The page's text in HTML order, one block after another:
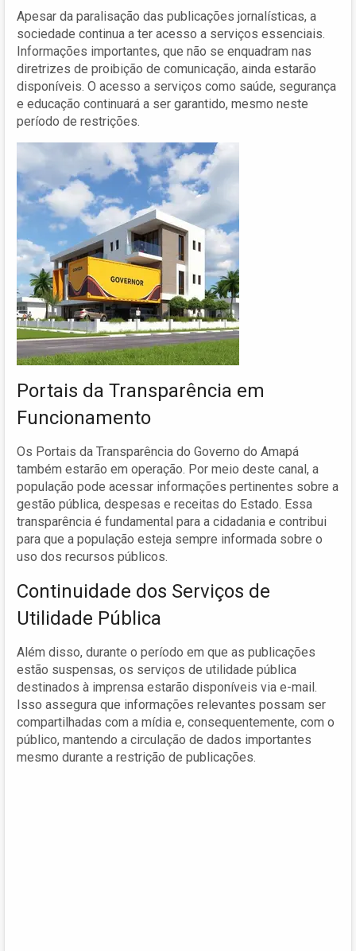
Apesar da paralisação das publicações jornalísticas, a
sociedade continua a ter acesso a serviços essenciais.
Informações importantes, que não se enquadram nas
diretrizes de proibição de comunicação, ainda estarão
disponíveis. O acesso a serviços como saúde, segurança
e educação continuará a ser garantido, mesmo neste
período de restrições.
Portais da Transparência em
Funcionamento
Os Portais da Transparência do Governo do Amapá
também estarão em operação. Por meio deste canal, a
população pode acessar informações pertinentes sobre a
gestão pública, despesas e receitas do Estado. Essa
transparência é fundamental para a cidadania e contribui
para que a população esteja sempre informada sobre o
uso dos recursos públicos.
Continuidade dos Serviços de
Utilidade Pública
Além disso, durante o período em que as publicações
estão suspensas, os serviços de utilidade pública
destinados à imprensa estarão disponíveis via e-mail.
Isso assegura que informações relevantes possam ser
compartilhadas com a mídia e, consequentemente, com o
público, mantendo a circulação de dados importantes
mesmo durante a restrição de publicações.